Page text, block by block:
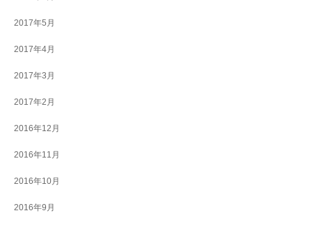
2017年5月
2017年4月
2017年3月
2017年2月
2016年12月
2016年11月
2016年10月
2016年9月